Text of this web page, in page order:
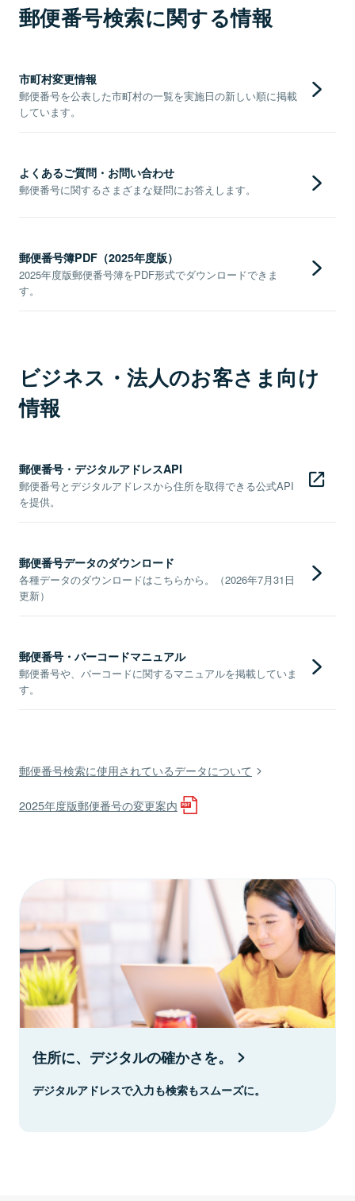
郵便番号検索に関する情報
市町村変更情報
郵便番号を公表した市町村の一覧を実施日の新しい順に掲載
しています。
よくあるご質問・お問い合わせ
郵便番号に関するさまざまな疑問にお答えします。
郵便番号簿PDF（2025年度版）
2025年度版郵便番号簿をPDF形式でダウンロードできま
す。
ビジネス・法人のお客さま向け
情報
郵便番号・デジタルアドレスAPI
郵便番号とデジタルアドレスから住所を取得できる公式API
を提供。
郵便番号データのダウンロード
各種データのダウンロードはこちらから。（2026年7月31日
更新）
郵便番号・バーコードマニュアル
郵便番号や、バーコードに関するマニュアルを掲載していま
す。
郵便番号検索に使用されているデータについて
2025年度版郵便番号の変更案内
住所に、デジタルの確かさを。
デジタルアドレスで入力も検索もスムーズに。